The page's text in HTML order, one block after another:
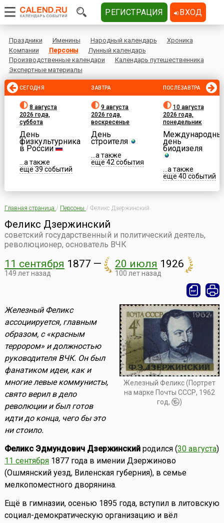
Праздники Именины Народный календарь
Хроника
Компании
Персоны
Лунный календарь
Производственные календари
Календарь путешественника
Экспертные материалы
СЕГОДНЯ
8 августа
2026 года,
суббота
День
физкультурника
в России
...а также
еще 39 событий
ЗАВТРА
9 августа
2026 года,
воскресенье
День
строителя
...а также
еще 42 события
ПОСЛЕЗАВТРА
10 августа
2026 года,
понедельник
день
биодизеля
...а также
еще 40 событий
Главная страница / Персоны / Феликс Дзержинский
Феликс Дзержинский
советский государственный и политический деятель,
революционер, основатель ВЧК
11 сентября 1877
149 лет назад
— 20 июля 1926
100 лет назад
Железный Феликс (Портрет
на марке Почты СССР, 1962
год,
)
Железный Феликс
ассоциируется, главным
образом, с «красным
террором» и должностью
руководителя ВЧК. Он был
фанатиком идеи, как и
многие левые коммунисты,
свято верил в дело
революции и был готов
идти до конца, чего бы это
ни стоило.
Феликс Эдмундович Дзержинскийродился (30 августа)
11 сентября1877 года в имении Дзержиново
(Ошмянский уезд, Виленская губерния), в семье
мелкопоместного дворянина.
Ещё в гимназии, осенью 1895 года, вступил в литовскую
социал-демократическую организацию и вёл
РЕГИСТРАЦИЯ ВХОД